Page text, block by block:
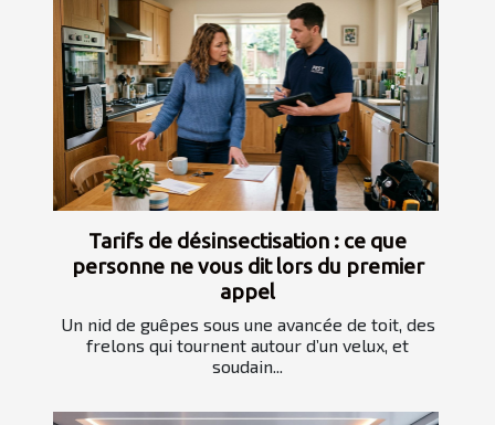
Tarifs de désinsectisation : ce que
personne ne vous dit lors du premier
appel
Un nid de guêpes sous une avancée de toit, des
frelons qui tournent autour d’un velux, et
soudain...